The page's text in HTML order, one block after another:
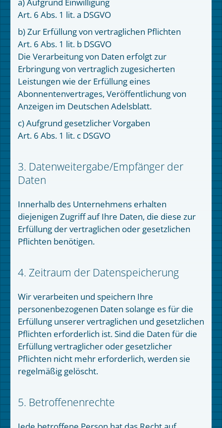
Art. 6 Abs. 1 lit. a DSGVO
b) Zur Erfüllung von vertraglichen Pflichten
Art. 6 Abs. 1 lit. b DSGVO
Die Verarbeitung von Daten erfolgt zur
Erbringung von vertraglich zugesicherten
Leistungen wie der Erfüllung eines
Abonnentenvertrages, Veröffentlichung von
Anzeigen im Deutschen Adelsblatt.
c) Aufgrund gesetzlicher Vorgaben
Art. 6 Abs. 1 lit. c DSGVO
3. Datenweitergabe/Empfänger der
Daten
Innerhalb des Unternehmens erhalten
diejenigen Zugriff auf Ihre Daten, die diese zur
Erfüllung der vertraglichen oder gesetzlichen
Pflichten benötigen.
4. Zeitraum der Datenspeicherung
Wir verarbeiten und speichern Ihre
personenbezogenen Daten solange es für die
Erfüllung unserer vertraglichen und gesetzlichen
Pflichten erforderlich ist. Sind die Daten für die
Erfüllung vertraglicher oder gesetzlicher
Pflichten nicht mehr erforderlich, werden sie
regelmäßig gelöscht.
5. Betroffenenrechte